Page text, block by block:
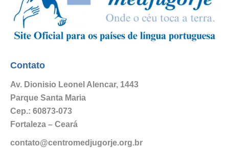
Contato
Av. Dionisio Leonel Alencar, 1443
Parque Santa Maria
Cep.: 60873-073
Fortaleza – Ceará
contato@centromedjugorje.org.br